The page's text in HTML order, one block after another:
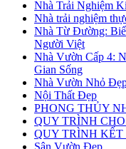
Nhà Trải Nghiệm
Nhà trải nghiệm
Nhà Từ Đường:
Người Việt
Nhà Vườn Cấp 4:
Gian Sống
Nhà Vườn Nhỏ
Nội Thất Đẹp
PHONG THỦY
QUY TRÌNH
QUY TRÌNH KẾT
Sân Vườn Đẹp